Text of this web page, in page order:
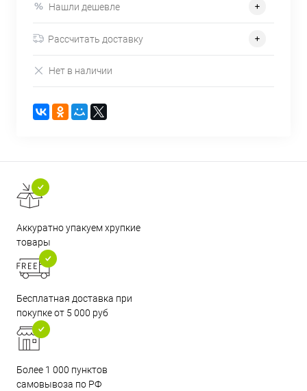
Нашли дешевле
Рассчитать доставку
Нет в наличии
Аккуратно упакуем хрупкие
товары
Бесплатная доставка при
покупке от 5 000 руб
Более 1 000 пунктов
самовывоза по РФ